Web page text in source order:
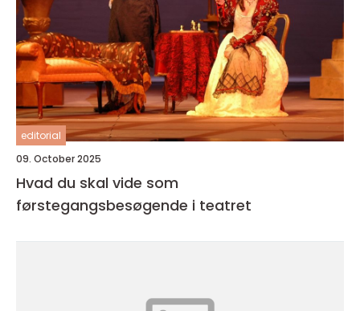
editorial
09. October 2025
Hvad du skal vide som
førstegangsbesøgende i teatret